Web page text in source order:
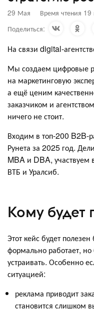
29 Мая Время чтения
Поделиться:
На связи digital-
Мы создаем цифровые
на маркетинговую
а ещё ценим
заказчиком и
ничего не стоит.
Входим в топ-200 B2B-
Рунета за 2025 год.
MBA и DBA, участвуем
ВТБ и Уралсиб.
Кому будет
Этот кейс будет
формально работает, но
устраивать. Особенно
ситуацией:
реклама приводит
становится слишком